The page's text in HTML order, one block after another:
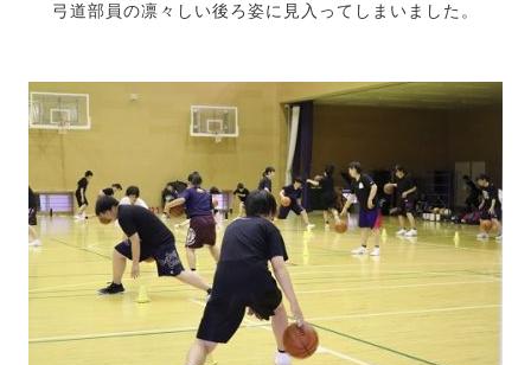
弓道部員の凛々しい後ろ姿に見入ってしまいました。